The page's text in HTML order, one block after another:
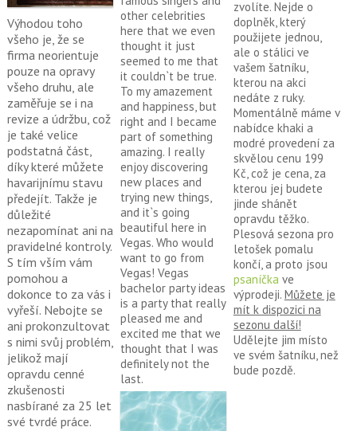
zvolíte. Nejde o
doplněk, který
použijete jednou,
ale o stálici ve
vašem šatníku,
kterou na akci
nedáte z ruky.
Momentálně máme v
nabídce khaki a
modré provedení za
skvělou cenu 199
Kč, což je cena, za
kterou jej budete
jinde shánět
opravdu těžko.
Plesová sezona pro
letošek pomalu
končí, a proto jsou
psaníčkave
výprodeji. Můžete je
mít k dispozici na
sezonu další!
Udělejte jim místo
ve svém šatníku, než
bude pozdě.
Výhodou toho
všeho je, že se
firma neorientuje
pouze na opravy
všeho druhu, ale
zaměřuje se i na
revize a údržbu, což
je také velice
podstatná část,
díky které můžete
havarijnímu stavu
předejít. Takže je
důležité
nezapomínat ani na
pravidelné kontroly.
S tím vším vám
pomohou a
dokonce to za vás i
vyřeší. Nebojte se
ani prokonzultovat
s nimi svůj problém,
jelikož mají
opravdu cenné
zkušenosti
nasbírané za 25 let
své tvrdé práce.
other celebrities
here that we even
thought it just
seemed to me that
it couldn`t be true.
To my amazement
and happiness, but
right and I became
part of something
amazing. I really
enjoy discovering
new places and
trying new things,
and it`s going
beautiful here in
Vegas. Who would
want to go from
Vegas! Vegas
bachelor party ideas
is a party that really
pleased me and
excited me that we
thought that I was
definitely not the
last.